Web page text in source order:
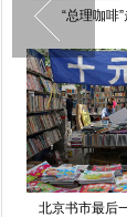
“总理咖啡
北京书市最后